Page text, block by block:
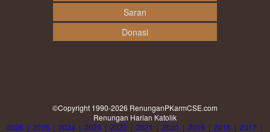
Saran
Donasi
©Copyright 1990-2026 RenunganPKarmCSE.com
Renungan Harian Katolik
2026 | 2025 | 2024 | 2023 | 2022 | 2021 | 2020 | 2019 | 2018 | 2017 |